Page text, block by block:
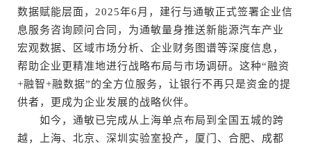
数据赋能层面，2025年6月，建行与通敏正式签署企业信
息服务咨询顾问合同，为通敏量身推送新能源汽车产业
宏观数据、区域市场分析、企业财务图谱等深度信息，
帮助企业更精准地进行战略布局与市场调研。这种“融资
+融智+融数据”的全方位服务，让银行不再只是资金的提
供者，更成为企业发展的战略伙伴。
如今，通敏已完成从上海单点布局到全国五城的跨
越，上海、北京、深圳实验室投产，厦门、合肥、成都